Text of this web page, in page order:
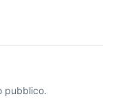
pubblico.